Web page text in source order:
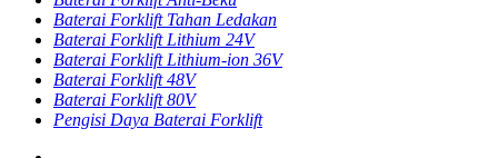
Baterai Forklift Tahan Ledakan
Baterai Forklift Lithium 24V
Baterai Forklift Lithium-ion 36V
Baterai Forklift 48V
Baterai Forklift 80V
Pengisi Daya Baterai Forklift